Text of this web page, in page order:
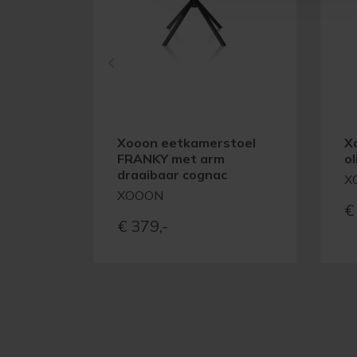
Xooon eetkamerstoel
FRANKY met arm
draaibaar cognac
XOOON
€ 379,-
€